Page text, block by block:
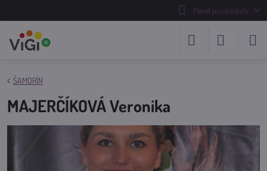
Panel používateľa
ŠAMORÍN
MAJERČÍKOVÁ Veronika